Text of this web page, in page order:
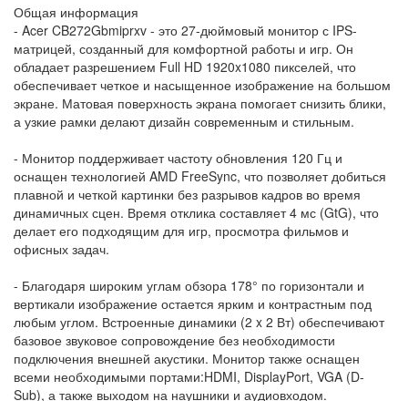
Общая информация
- Acer CB272Gbmiprxv - это 27-дюймовый монитор с IPS-
матрицей, созданный для комфортной работы и игр. Он
обладает разрешением Full HD 1920x1080 пикселей, что
обеспечивает четкое и насыщенное изображение на большом
экране. Матовая поверхность экрана помогает снизить блики,
а узкие рамки делают дизайн современным и стильным.
- Монитор поддерживает частоту обновления 120 Гц и
оснащен технологией AMD FreeSync, что позволяет добиться
плавной и четкой картинки без разрывов кадров во время
динамичных сцен. Время отклика составляет 4 мс (GtG), что
делает его подходящим для игр, просмотра фильмов и
офисных задач.
- Благодаря широким углам обзора 178° по горизонтали и
вертикали изображение остается ярким и контрастным под
любым углом. Встроенные динамики (2 x 2 Вт) обеспечивают
базовое звуковое сопровождение без необходимости
подключения внешней акустики. Монитор также оснащен
всеми необходимыми портами:HDMI, DisplayPort, VGA (D-
Sub), а также выходом на наушники и аудиовходом.